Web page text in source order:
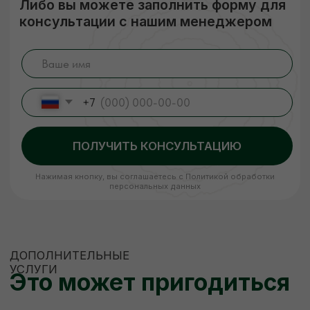
Сушка древесины
температуры и его легче обрабатывать.
Сухая древесина прочнее дерева
с естественной влажностью!
ЕСЛИ НУЖНО ПРОСУШИТЬ
Камерная сушка до ср. влажности
9-11%
Правильное хранение